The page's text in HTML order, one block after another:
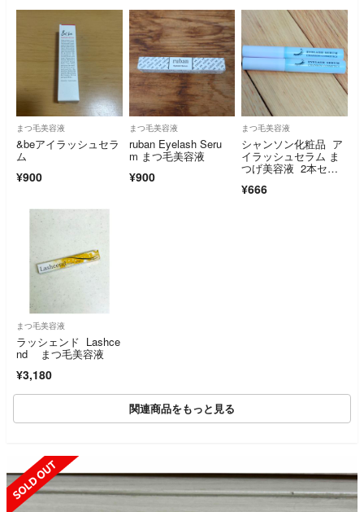
まつ毛美容液
&beアイラッシュセラ
ム
¥900
まつ毛美容液
ruban Eyelash Seru
m まつ毛美容液
¥900
まつ毛美容液
シャンソン化粧品 ア
イラッシュセラム ま
つげ美容液 2本セッ
¥666
まつ毛美容液
ラッシェンド Lashce
nd まつ毛美容液
¥3,180
関連商品をもっと見る